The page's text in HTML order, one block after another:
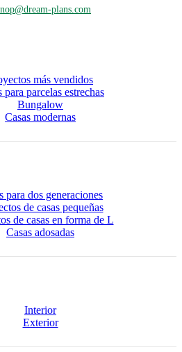
plans.com
más vendidos
para parcelas estrechas
Bungalow
Casas modernas
para dos generaciones
de casas pequeñas
de casas en forma de L
Casas adosadas
Interior
Exterior